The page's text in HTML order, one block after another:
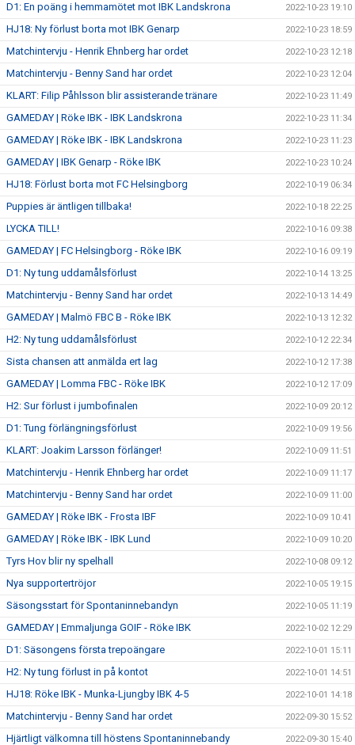
D1: En poäng i hemmamötet mot IBK Landskrona 2022-10-23 19:10
HJ18: Ny förlust borta mot IBK Genarp 2022-10-23 18:59
Matchintervju - Henrik Ehnberg har ordet 2022-10-23 12:18
Matchintervju - Benny Sand har ordet 2022-10-23 12:04
KLART: Filip Påhlsson blir assisterande tränare 2022-10-23 11:49
GAMEDAY | Röke IBK - IBK Landskrona 2022-10-23 11:34
GAMEDAY | Röke IBK - IBK Landskrona 2022-10-23 11:23
GAMEDAY | IBK Genarp - Röke IBK 2022-10-23 10:24
HJ18: Förlust borta mot FC Helsingborg 2022-10-19 06:34
Puppies är äntligen tillbaka! 2022-10-18 22:25
LYCKA TILL! 2022-10-16 09:38
GAMEDAY | FC Helsingborg - Röke IBK 2022-10-16 09:19
D1: Ny tung uddamålsförlust 2022-10-14 13:25
Matchintervju - Benny Sand har ordet 2022-10-13 14:49
GAMEDAY | Malmö FBC B - Röke IBK 2022-10-13 12:32
H2: Ny tung uddamålsförlust 2022-10-12 22:34
Sista chansen att anmälda ert lag 2022-10-12 17:38
GAMEDAY | Lomma FBC - Röke IBK 2022-10-12 17:09
H2: Sur förlust i jumbofinalen 2022-10-09 20:12
D1: Tung förlängningsförlust 2022-10-09 19:56
KLART: Joakim Larsson förlänger! 2022-10-09 11:51
Matchintervju - Henrik Ehnberg har ordet 2022-10-09 11:17
Matchintervju - Benny Sand har ordet 2022-10-09 11:00
GAMEDAY | Röke IBK - Frosta IBF 2022-10-09 10:41
GAMEDAY | Röke IBK - IBK Lund 2022-10-09 10:20
Tyrs Hov blir ny spelhall 2022-10-08 09:12
Nya supportertröjor 2022-10-05 19:15
Säsongsstart för Spontaninnebandyn 2022-10-05 11:19
GAMEDAY | Emmaljunga GOIF - Röke IBK 2022-10-02 12:29
D1: Säsongens första trepoängare 2022-10-01 15:11
H2: Ny tung förlust in på kontot 2022-10-01 14:51
HJ18: Röke IBK - Munka-Ljungby IBK 4-5 2022-10-01 14:18
Matchintervju - Benny Sand har ordet 2022-09-30 15:52
Hjärtligt välkomna till höstens Spontaninnebandy 2022-09-30 15:40